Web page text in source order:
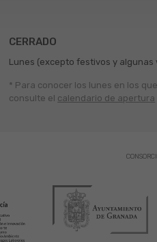
CERRADO
Lunes (excepto festivos y
* Para conocer los lunes en los
consulte el calendario de apertura